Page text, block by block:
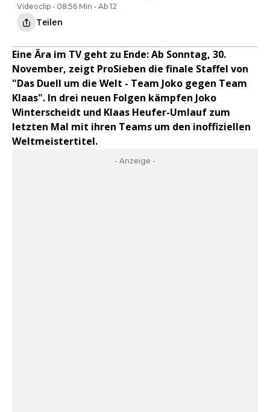
Videoclip • 08:56 Min • Ab 12
Teilen
Eine Ära im TV geht zu Ende: Ab Sonntag, 30.
November, zeigt ProSieben die finale Staffel von
"Das Duell um die Welt - Team Joko gegen Team
Klaas". In drei neuen Folgen kämpfen Joko
Winterscheidt und Klaas Heufer-Umlauf zum
letzten Mal mit ihren Teams um den inoffiziellen
Weltmeistertitel.
- Anzeige -